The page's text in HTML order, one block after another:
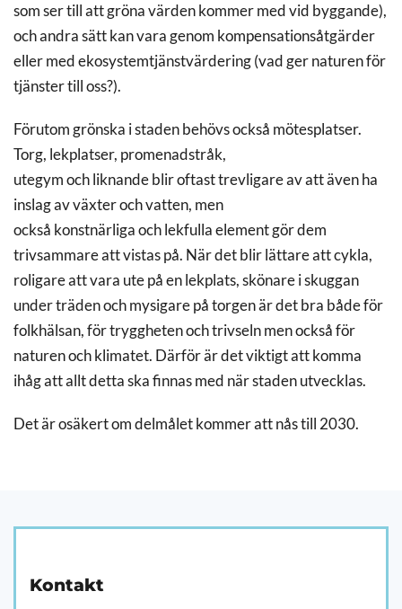
som ser till att gröna värden kommer med vid byggande),
och andra sätt kan vara genom kompensationsåtgärder
eller med ekosystemtjänstvärdering (vad ger naturen för
tjänster till oss?).
Förutom grönska i staden behövs också mötesplatser.
Torg, lekplatser, promenadstråk,
utegym och liknande blir oftast trevligare av att även ha
inslag av växter och vatten, men
också konstnärliga och lekfulla element gör dem
trivsammare att vistas på. När det blir lättare att cykla,
roligare att vara ute på en lekplats, skönare i skuggan
under träden och mysigare på torgen är det bra både för
folkhälsan, för tryggheten och trivseln men också för
naturen och klimatet. Därför är det viktigt att komma
ihåg att allt detta ska finnas med när staden utvecklas.
Det är osäkert om delmålet kommer att nås till 2030.
Kontakt